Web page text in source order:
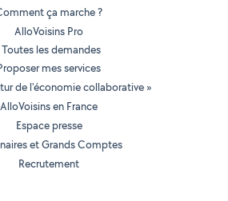
ça marche ?
AlloVoisins Pro
Toutes les demandes
mes services
de l'économie collaborative »
AlloVoisins en France
Espace presse
et Grands Comptes
Recrutement